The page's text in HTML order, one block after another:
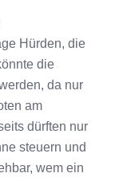
Hürden, die
die
da nur
am
dürften nur
steuern und
wem ein